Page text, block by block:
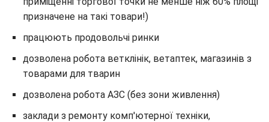
призначене на такі товари!)
працюють продовольчі ринки
дозволена робота ветклінік, ветаптек, магазинів з
товарами для тварин
дозволена робота АЗС (без зони живлення)
заклади з ремонту комп'ютерної техніки,